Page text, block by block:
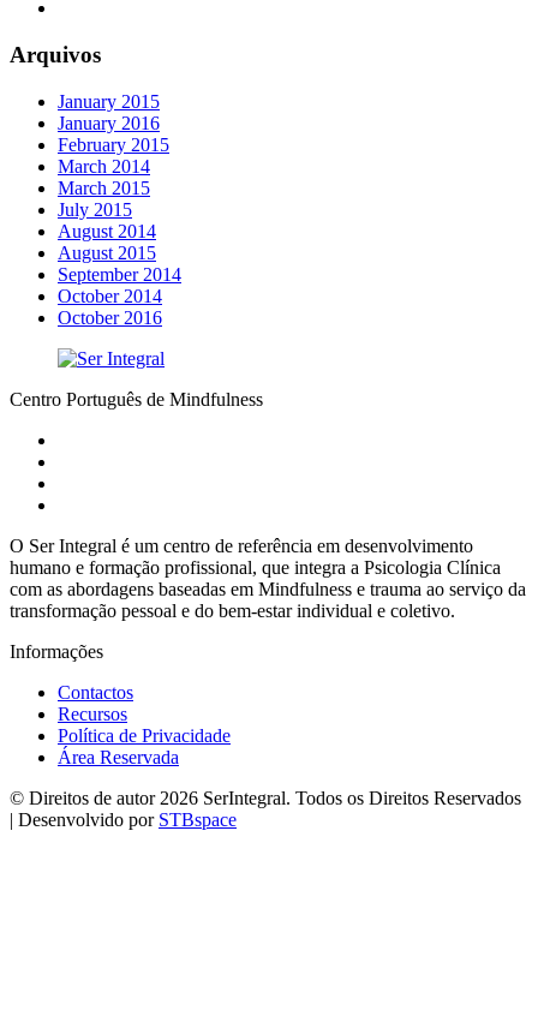
Arquivos
January 2015
January 2016
February 2015
March 2014
March 2015
July 2015
August 2014
August 2015
September 2014
October 2014
October 2016
Centro Português de Mindfulness
O Ser Integral é um centro de referência em desenvolvimento
humano e formação profissional, que integra a Psicologia Clínica
com as abordagens baseadas em Mindfulness e trauma ao serviço da
transformação pessoal e do bem-estar individual e coletivo.
Informações
Contactos
Recursos
Política de Privacidade
Área Reservada
© Direitos de autor 2026 SerIntegral. Todos os Direitos Reservados
| Desenvolvido por STBspace